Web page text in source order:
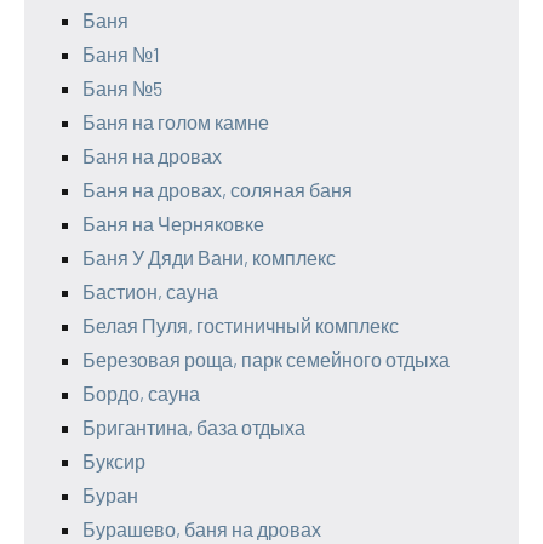
Баня
Баня №1
Баня №5
Баня на голом камне
Баня на дровах
Баня на дровах, соляная баня
Баня на Черняковке
Баня У Дяди Вани, комплекс
Бастион, сауна
Белая Пуля, гостиничный комплекс
Березовая роща, парк семейного отдыха
Бордо, сауна
Бригантина, база отдыха
Буксир
Буран
Бурашево, баня на дровах